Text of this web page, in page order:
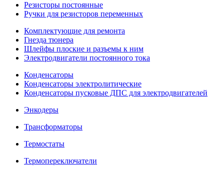
Резисторы постоянные
Ручки для резисторов переменных
Комплектующие для ремонта
Гнезда тюнера
Шлейфы плоские и разъемы к ним
Электродвигатели постоянного тока
Конденсаторы
Конденсаторы электролитические
Конденсаторы пусковые ДПС для электродвигателей
Энкодеры
Трансформаторы
Термостаты
Термопереключатели